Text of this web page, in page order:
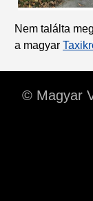
Nem találta
a magyar
© Magyar